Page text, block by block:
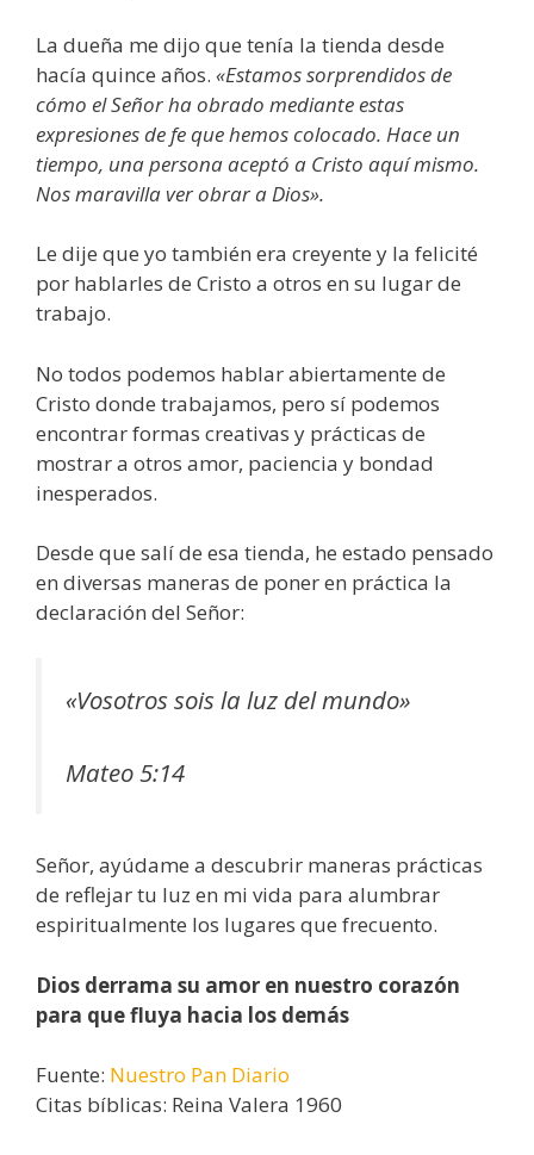
La dueña me dijo que tenía la tienda desde
hacía quince años. «Estamos sorprendidos de
cómo el Señor ha obrado mediante estas
expresiones de fe que hemos colocado. Hace un
tiempo, una persona aceptó a Cristo aquí mismo.
Nos maravilla ver obrar a Dios».
Le dije que yo también era creyente y la felicité
por hablarles de Cristo a otros en su lugar de
trabajo.
No todos podemos hablar abiertamente de
Cristo donde trabajamos, pero sí podemos
encontrar formas creativas y prácticas de
mostrar a otros amor, paciencia y bondad
inesperados.
Desde que salí de esa tienda, he estado pensado
en diversas maneras de poner en práctica la
declaración del Señor:
«Vosotros sois la luz del mundo»
Mateo 5:14
Señor, ayúdame a descubrir maneras prácticas
de reflejar tu luz en mi vida para alumbrar
espiritualmente los lugares que frecuento.
Dios derrama su amor en nuestro corazón
para que fluya hacia los demás
Fuente: Nuestro Pan Diario
Citas bíblicas: Reina Valera 1960